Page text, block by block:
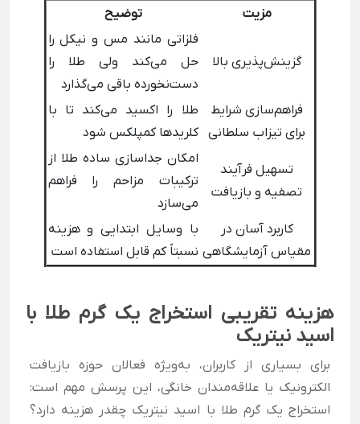
مزیت توضیح
گزینش‌پذیری بالا
فلزاتی مانند مس و نیکل را
حل می‌کند ولی طلا را
دست‌نخورده باقی می‌گذارد
فراهم‌سازی شرایط
برای تیزاب سلطانی
طلا را اکسید می‌کند تا با
کلریدها کمپلکس شود
تسهیل فرآیند
تصفیه و بازیافت
امکان جدا‌سازی ساده طلا از
ترکیبات مزاحم را فراهم
می‌سازد
کاربرد آسان در
مقیاس آزمایشگاهی
با وسایل ابتدایی و هزینه
نسبتاً کم قابل استفاده است
هزینه تقریبی استخراج یک گرم طلا با
اسید نیتریک
برای بسیاری از کاربران، به‌ویژه فعالان حوزه بازیافت
الکترونیک یا علاقه‌مندان خانگی، این پرسش مهم است:
استخراج یک گرم طلا با اسید نیتریک چقدر هزینه دارد؟